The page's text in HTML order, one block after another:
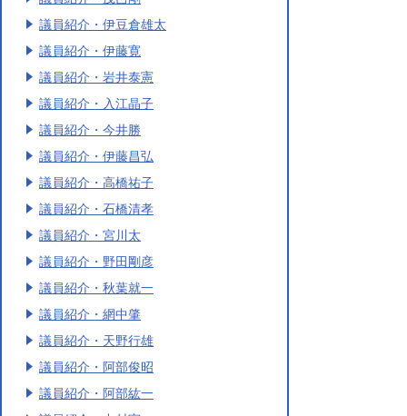
議員紹介・伊豆倉雄太
議員紹介・伊藤寛
議員紹介・岩井泰憲
議員紹介・入江晶子
議員紹介・今井勝
議員紹介・伊藤昌弘
議員紹介・高橋祐子
議員紹介・石橋清孝
議員紹介・宮川太
議員紹介・野田剛彦
議員紹介・秋葉就一
議員紹介・網中肇
議員紹介・天野行雄
議員紹介・阿部俊昭
議員紹介・阿部紘一